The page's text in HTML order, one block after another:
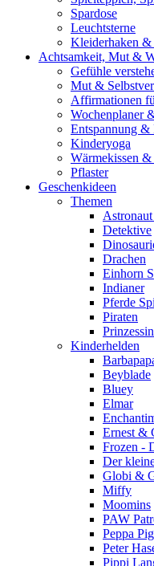
Spardose
Leuchtsterne
Kleiderhaken &
Achtsamkeit, Mut &
Gefühle
Mut &
Affirmationen
Wochenplaner
Entspannung &
Kinderyoga
Wärmekissen
Pflaster
Geschenkideen
Themen
Detektive
Drachen
Einhorn
Indianer
Pferde
Piraten
Kinderhelden
Beyblade
Bluey
Elmar
Ernest &
Frozen -
Der
Globi &
Miffy
Moomins
PAW
Peppa Pig
Peter
Pippi